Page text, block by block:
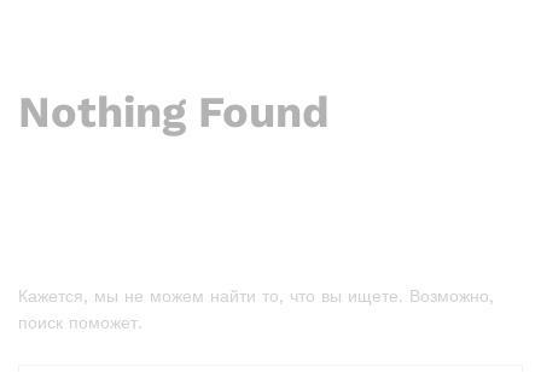
Nothing Found
Кажется, мы не можем найти то, что вы ищете. Возможно,
поиск поможет.